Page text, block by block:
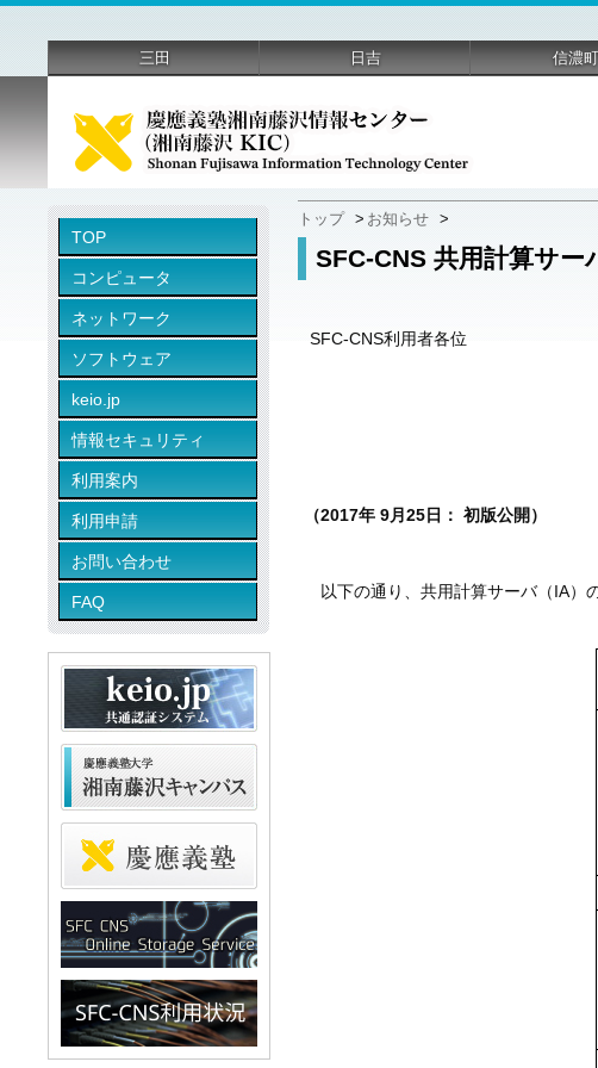
TOP
コンピュータ
ネットワーク
ソフトウェア
keio.jp
情報セキュリティ
利用案内
利用申請
お問い合わせ
FAQ
トップ > お知らせ >
SFC-CNS 共用計算サー
SFC-CNS利用者各位
（2017年 9月25日： 初版公開）
以下の通り、共用計算サーバ（IA）
三田 日吉 信濃町